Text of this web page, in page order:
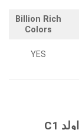
Billion Rich
Colors
YES